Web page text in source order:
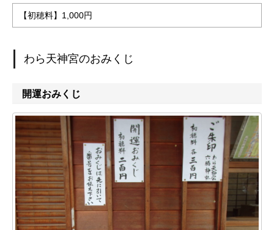
【初穂料】1,000円
わら天神宮のおみくじ
開運おみくじ